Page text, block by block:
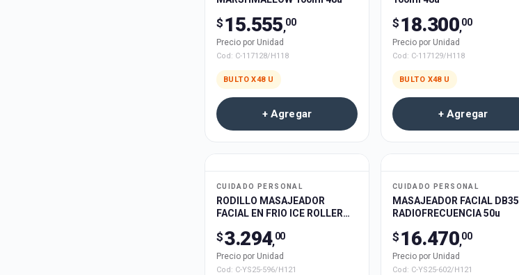
$ 15.555,00
Precio por Unidad
Cod: C-117128/H118
BULTO X48 U
+ Agregar
$ 18.300,00
Precio por Unidad
Cod: C-117129/H118
BULTO X48 U
+ Agregar
CUIDADO PERSONAL
RODILLO MASAJEADOR
FACIAL EN FRIO ICE ROLLER
200u
$3.294,00
Precio por Unidad
Cod: C-YS25-596/H121
CUIDADO PERSONAL
MASAJEADOR FACIAL DB35
RADIOFRECUENCIA 50u
$ 16.470,00
Precio por Unidad
Cod: C-YS25-602/H121